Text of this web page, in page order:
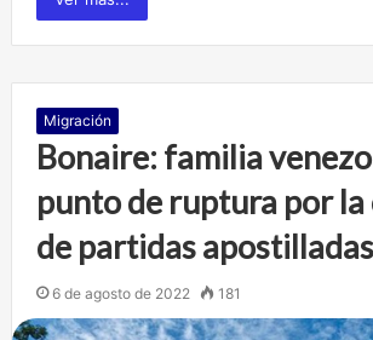
Migración
Bonaire: familia
punto de ruptura por la
de partidas apostilladas
6 de agosto de 2022 181